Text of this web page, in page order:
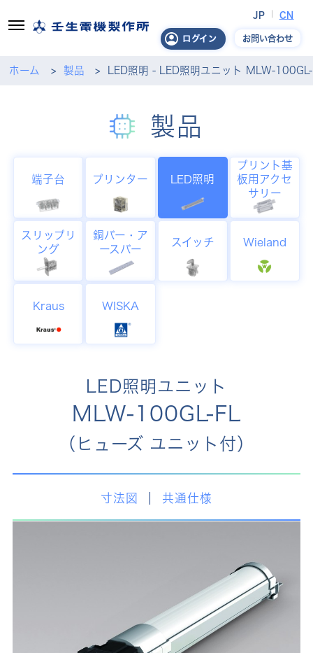
ログイン
JP CN
お問い合わせ
ホーム 製品 LED照明 - LED照明ユニット MLW-
製品
端子台 プリンター LED照明
プリント基
板用アクセ
サリー
スリップリ
ング
銅バー・ア
ースバー
スイッチ Wieland
Kraus WISKA
LED照明ユニット
MLW-100GL-FL
（ヒューズ ユニット付）
寸法図 共通仕様